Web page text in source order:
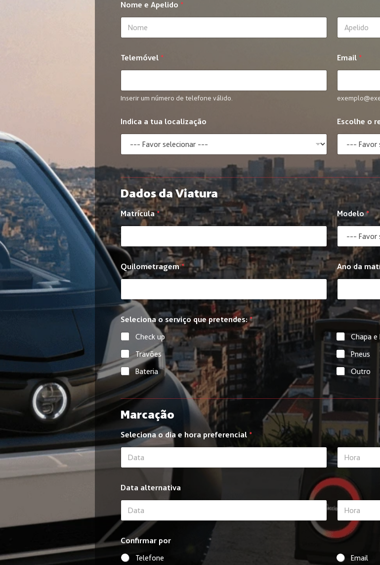
n
d
c
N
o
m
o
Nome e Apelido *
Telemóvel *
Inserir um número de telefone válido.
Email *
Indica a tua localização Escolhe o
Dados da Viatura
Matrícula* Modelo*
Quilometragem* Ano da
Seleciona o serviço que pretendes:*
Check up
Chapa e
Travões
Pneus
Bateria
Outro
Marcação
Seleciona o dia e hora preferencial *
Data alternativa
Date Time
Confirmar por
Telefone
Email